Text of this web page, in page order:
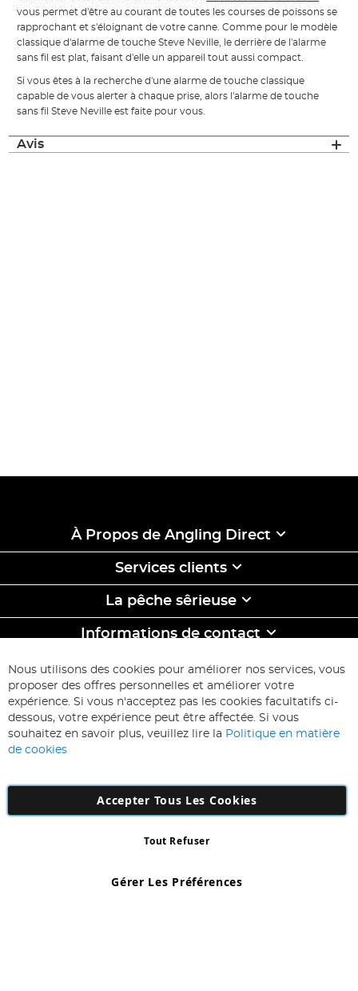
vous permet d'être au courant de toutes les courses de poissons se
rapprochant et s'éloignant de votre canne. Comme pour le modèle
classique d'alarme de touche Steve Neville, le derrière de l'alarme
sans fil est plat, faisant d'elle un appareil tout aussi compact.
Si vous êtes à la recherche d'une alarme de touche classique
capable de vous alerter à chaque prise, alors l'alarme de touche
sans fil Steve Neville est faite pour vous.
Avis
À Propos de Angling Direct
Services clients
La pêche sêrieuse
Informations de contact
ABONNEZ-VOUS & ECONOMISEZ
Inscription
à
d’information
:
Inscription
Number: 863029607
Nous utilisons des cookies pour améliorer nos services, vous
proposer des offres personnelles et améliorer votre
expérience. Si vous n'acceptez pas les cookies facultatifs ci-
dessous, votre expérience peut être affectée. Si vous
souhaitez en savoir plus, veuillez lire la Politique en matière
de cookies
Accepter Tous Les Cookies
Gérer Les Préférences
Tout Refuser